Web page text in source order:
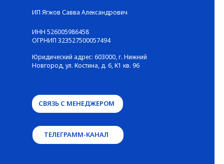
СВЯЗЬ С МЕНЕДЖЕРОМ
ТЕЛЕГРАММ-КАНАЛ
ИП Ягжов Савва Александрович
ИНН 526005986458
ОГРНИП 323527500057494
Юридический адрес: 603000, г. Нижний
Новгород, ул. Костина, д. 6, К1 кв. 96